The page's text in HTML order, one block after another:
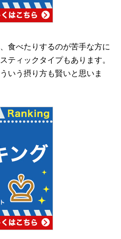
食べたりするのが苦手な方に
ティックタイプもあります。
いう摂り方も賢いと思いま